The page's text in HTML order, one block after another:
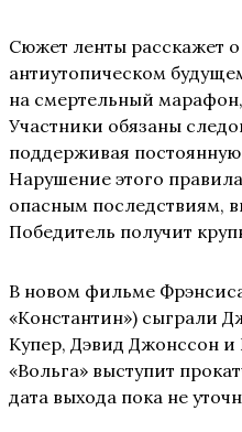
Сюжет ленты расскажет
антиутопическом
на смертельный
Участники обязаны
поддерживая
Нарушение этого
опасным последствиям,
Победитель получит
В новом фильме
«Константин») сыграли
Купер, Дэвид Джонссон
«Вольга» выступит
дата выхода пока не